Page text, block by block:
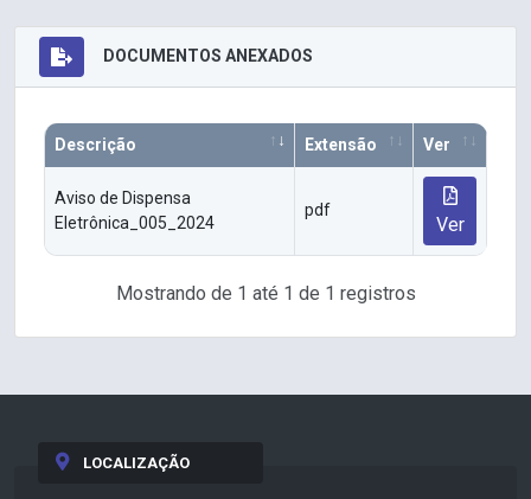
DOCUMENTOS ANEXADOS
Descrição Extensão Ver
Aviso de Dispensa
Eletrônica_005_2024
pdf
Ver
Mostrando de 1 até 1 de 1 registros
LOCALIZAÇÃO